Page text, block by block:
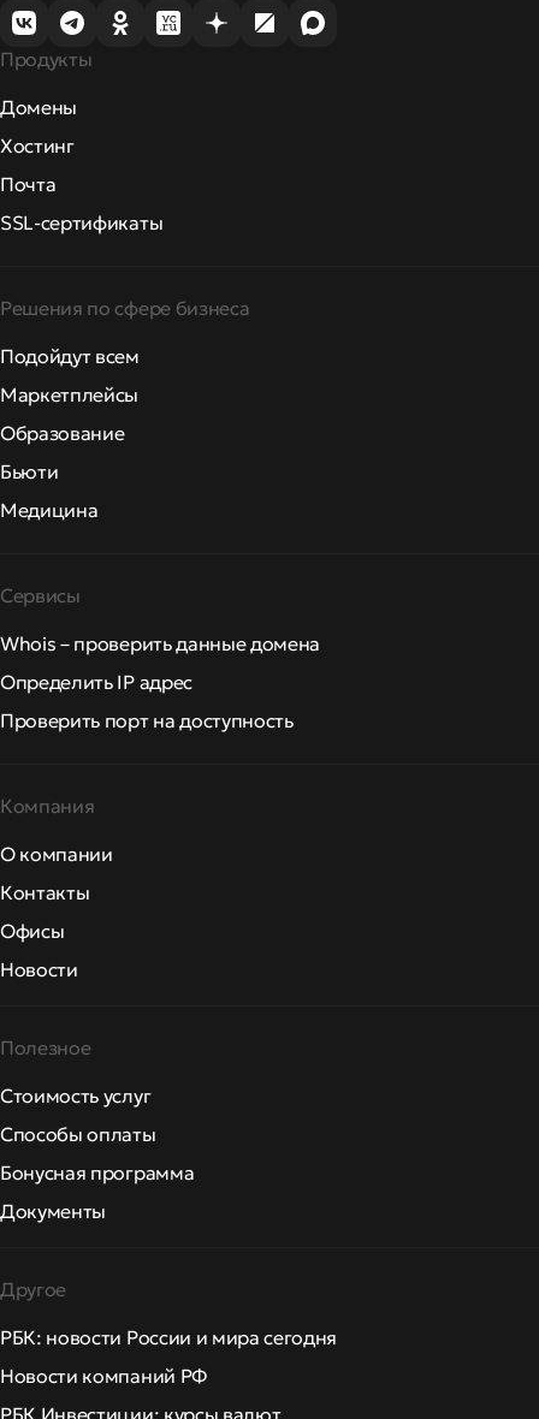
Продукты
Домены
Хостинг
Почта
SSL-сертификаты
Решения по сфере бизнеса
Подойдут всем
Маркетплейсы
Образование
Бьюти
Медицина
Сервисы
Whois – проверить данные домена
Определить IP адрес
Проверить порт на доступность
Компания
О компании
Контакты
Офисы
Новости
Полезное
Стоимость услуг
Способы оплаты
Бонусная программа
Документы
Другое
РБК: новости России и мира сегодня
Новости компаний РФ
РБК Инвестиции: курсы валют